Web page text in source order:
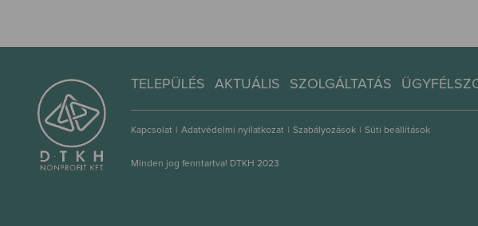
TELEPÜLÉS AKTUÁLIS SZOLGÁLTATÁS
Kapcsolat Adatvédelmi nyilatkozat Szabályozások Süti beállítások
Minden jog fenntartva! DTKH 2023